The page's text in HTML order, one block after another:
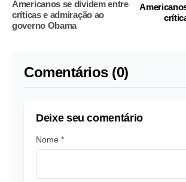
Americanos se dividem entre
críticas e admiração ao
governo Obama
Comentários (0)
Deixe seu comentário
Nome *